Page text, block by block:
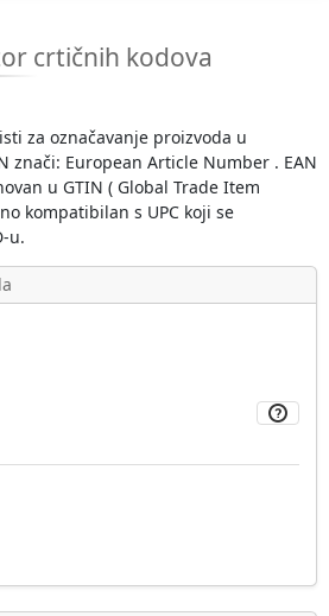
crtičnih kodova
za označavanje proizvoda u
znači: European Article Number . EAN
u GTIN (Global Trade Item
kompatibilan s UPC koji se
u.